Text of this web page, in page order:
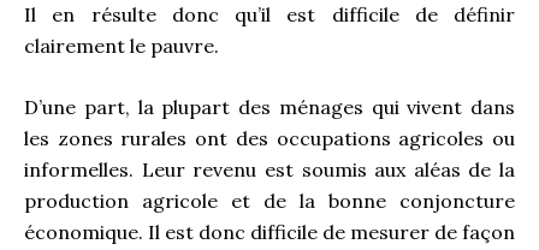
Il en résulte donc qu’il est difficile de définir
clairement le pauvre.
D’une part, la plupart des ménages qui vivent dans
les zones rurales ont des occupations agricoles ou
informelles. Leur revenu est soumis aux aléas de la
production agricole et de la bonne conjoncture
économique. Il est donc difficile de mesurer de façon